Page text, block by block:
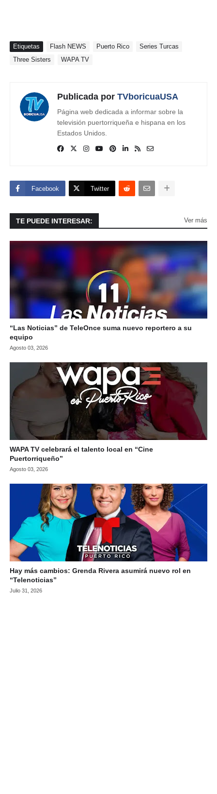
Etiquetas Flash NEWS Puerto Rico
Series Turcas
Three Sisters
WAPA TV
Publicada por TVboricuaUSA
Página web dedicada a informar sobre la
televisión puertorriqueña e hispana en los
Estados Unidos.
Facebook Twitter
TE PUEDE INTERESAR: Ver más
“Las Noticias” de TeleOnce suma nuevo reportero a su
equipo
Agosto 03, 2026
WAPA TV celebrará el talento local en “Cine
Puertorriqueño”
Agosto 03, 2026
Hay más cambios: Grenda Rivera asumirá nuevo rol en
“Telenoticias”
Julio 31, 2026